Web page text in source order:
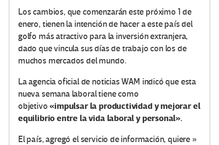
Los cambios, que comenzarán este próximo 1 de
enero, tienen la intención de hacer a este país del
golfo más atractivo para la inversión extranjera,
dado que vincula sus días de trabajo con los de
muchos mercados del mundo.
La agencia oficial de noticias WAM indicó que esta
nueva semana laboral tiene como
objetivo«impulsar la productividad y mejorar el
equilibrio entre la vida laboral y personal».
El país, agregó el servicio de información, quiere »